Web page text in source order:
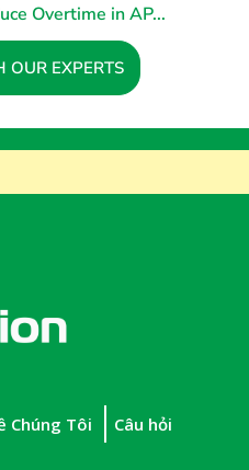
Overtime in AP...
OUR EXPERTS
Chúng Tôi
Câu hỏi